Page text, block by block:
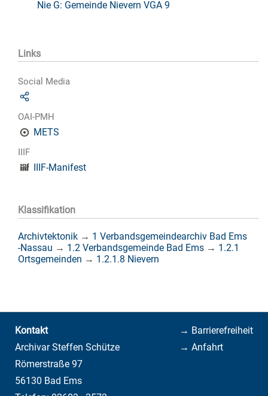
Nie G: Gemeinde Nievern VGA 9
Links
Social Media
OAI-PMH
METS
IIIF
IIIF-Manifest
Klassifikation
Archivtektonik → 1 Verbandsgemeindearchiv Bad Ems
-Nassau → 1.2 Verbandsgemeinde Bad Ems → 1.2.1
Ortsgemeinden → 1.2.1.8 Nievern
→ Barrierefreiheit
→ Anfahrt
Kontakt
Archivar Steffen Schütze
Römerstraße 97
56130 Bad Ems